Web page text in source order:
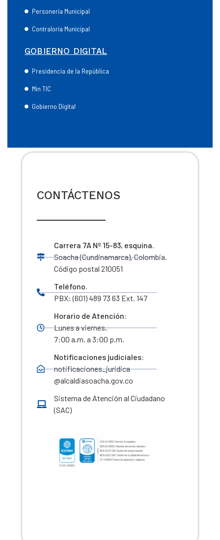
Personería Municipal
Contraloría Municipal
GOBIERNO DIGITAL
Presidencia de la República
Min TIC
Gobierno Digital
CONTÁCTENOS
Carrera 7A Nº 15-83, esquina.
Soacha (Cundinamarca), Colombia.
Código postal 210051
Teléfono.
PBX: (601) 489 73 63 Ext. 147
Horario de Atención:
Lunes a viernes,
7:00 a.m. a 3:00 p.m.
Notificaciones judiciales:
notificaciones_juridica
@alcaldiasoacha.gov.co
Sistema de Atención al Ciudadano
(SAC)